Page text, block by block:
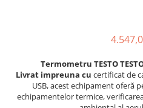
Osciloscoape HANTEK
Osciloscoape KEYSIGHT
Termometru TESTO
Livrat impreuna cu certificat de
USB, acest echipament oferă
echipamentelor termice,